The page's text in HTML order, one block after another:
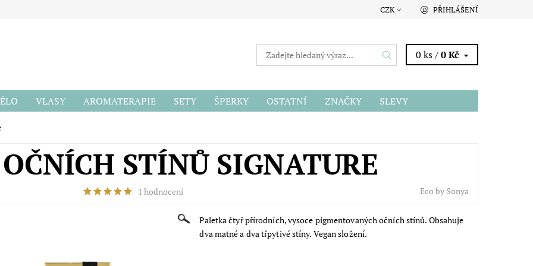
CZK PŘIHLÁŠENÍ
0 ks /0 Kč
VLASY AROMATERAPIE SETY ŠPERKY OSTATNÍ ZNAČKY
SLEVY
STÍNŮ SIGNATURE
1 hodnocení Eco by Sonya
Paletka čtyř přírodních, vysoce pigmentovaných očních stínů. Obsahuje
dva matné a dva třpytivé stíny. Vegan složení.